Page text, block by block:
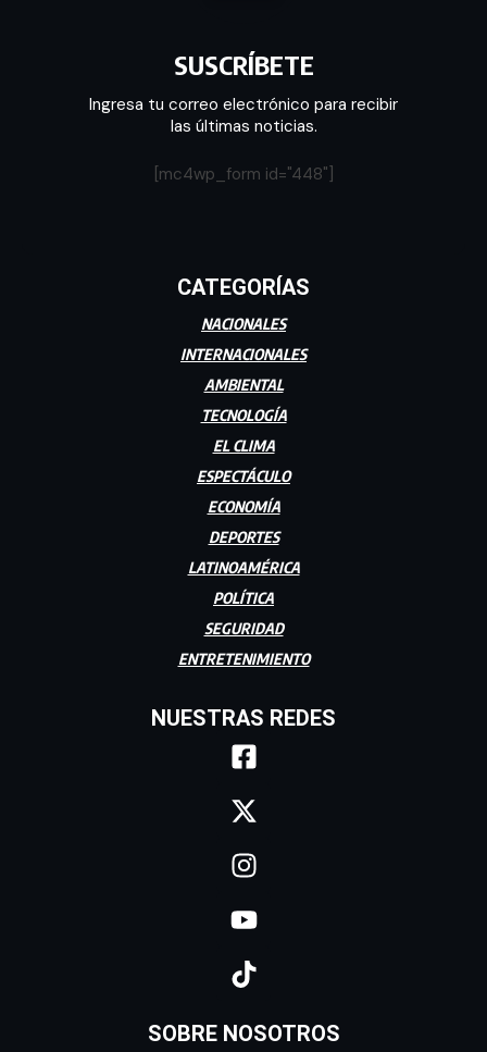
SUSCRÍBETE
Ingresa tu correo electrónico para recibir
las últimas noticias.
[mc4wp_form id="448"]
CATEGORÍAS
NACIONALES
INTERNACIONALES
AMBIENTAL
TECNOLOGÍA
EL CLIMA
ESPECTÁCULO
ECONOMÍA
DEPORTES
LATINOAMÉRICA
POLÍTICA
SEGURIDAD
ENTRETENIMIENTO
NUESTRAS REDES
SOBRE NOSOTROS